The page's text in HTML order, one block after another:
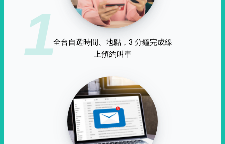
1全台自選時間、地點，3 分鐘完成線
上預約叫車